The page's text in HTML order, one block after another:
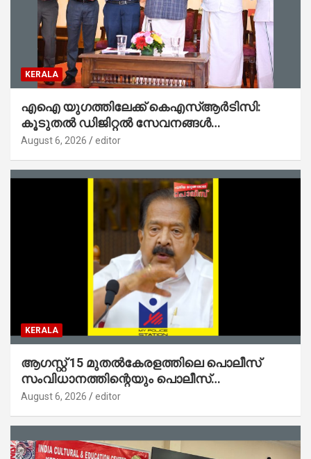
KERALA
എഐ യുഗത്തിലേക്ക് കെഎസ്ആർടിസി:
കൂടുതൽ ഡിജിറ്റൽ സേവനങ്ങൾ
ജനങ്ങളിലേക്കെത്തിക്കും – മന്ത്രി സി പി
August 6, 2026 editor
KERALA
ആഗസ്റ്റ് 15 മുതല്‍കേരളത്തിലെ പൊലീസ്
സംവിധാനത്തിന്റെയും പൊലീസ്
സ്റ്റേഷനുകളുടെയും മുഖഛായ മാറുകയാണ് :
August 6, 2026 editor